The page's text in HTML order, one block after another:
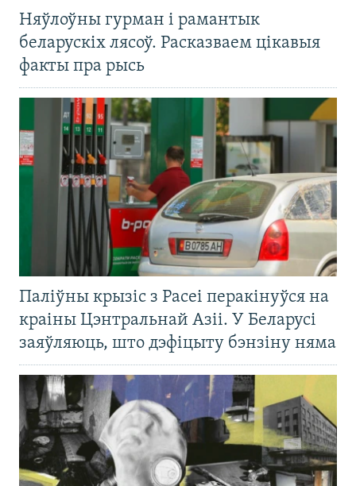
Няўлоўны гурман і рамантык
беларускіх лясоў. Расказваем цікавыя
факты пра рысь
Паліўны крызіс з Расеі перакінуўся на
краіны Цэнтральнай Азіі. У Беларусі
заяўляюць, што дэфіцыту бэнзіну няма